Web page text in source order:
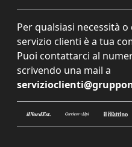
Per qualsiasi necessità
servizio clienti è a tua
Puoi contattarci al
scrivendo una mail a